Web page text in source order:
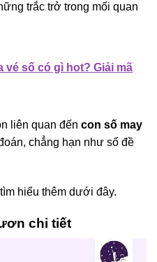
trắc trở trong mối quan
vé số có gì hot? Giải mã
liên quan đến con số may
chẳng hạn như số đề
hiểu thêm dưới đây.
chi tiết